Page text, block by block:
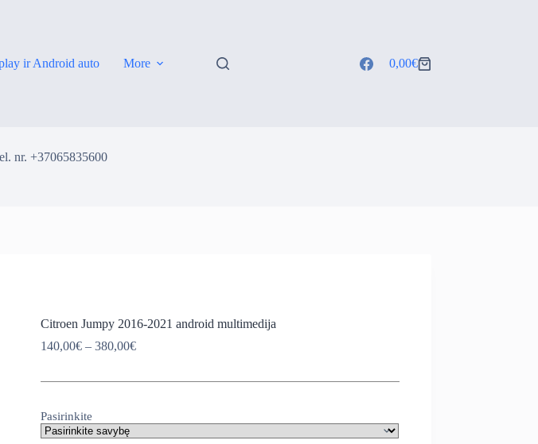
ir Android auto More
Shopping
0,00€
nr. +37065835600
Citroen Jumpy 2016-2021 android multimedija
140,00€ – 380,00€Price
Pasirinkite